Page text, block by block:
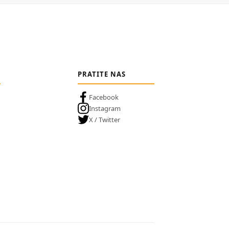
PRATITE NAS
Facebook
Instagram
X / Twitter